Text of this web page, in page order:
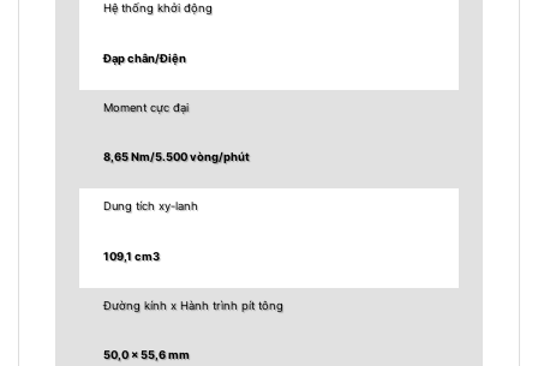
Hệ thống khởi động
Đạp chân/Điện
Moment cực đại
8,65 Nm/5.500 vòng/phút
Dung tích xy-lanh
109,1 cm3
Đường kính x Hành trình pít tông
50,0 x 55,6 mm